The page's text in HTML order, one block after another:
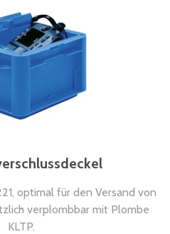
optimal für den Versand von
verplombbar mit Plombe
KLTP.